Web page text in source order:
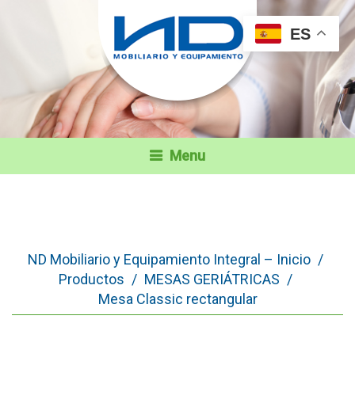
Menu
ND Mobiliario y Equipamiento Integral – Inicio /
Productos / MESAS GERIÁTRICAS /
Mesa Classic rectangular
ES